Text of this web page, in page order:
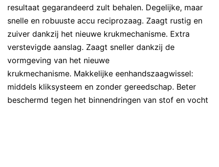
resultaat gegarandeerd zult behalen. Degelijke, maar
snelle en robuuste accu reciprozaag. Zaagt rustig en
zuiver dankzij het nieuwe krukmechanisme. Extra
verstevigde aanslag. Zaagt sneller dankzij de
vormgeving van het nieuwe
krukmechanisme. Makkelijke eenhandszaagwissel:
middels kliksysteem en zonder gereedschap. Beter
beschermd tegen het binnendringen van stof en vocht